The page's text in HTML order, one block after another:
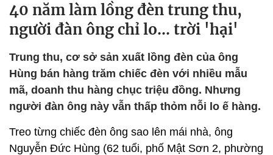
40 năm làm lồng đèn trung thu,
người đàn ông chỉ lo... trời 'hại'
Trung thu, cơ sở sản xuất lồng đèn của ông
Hùng bán hàng trăm chiếc đèn với nhiều mẫu
mã, doanh thu hàng chục triệu đồng. Nhưng
người đàn ông này vẫn thấp thỏm nỗi lo ế hàng.
Treo từng chiếc đèn ông sao lên mái nhà, ông
Nguyễn Đức Hùng (62 tuổi, phố Mật Sơn 2, phường